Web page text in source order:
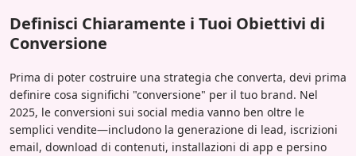
Servizi
API
Termini
Blog
Definisci Chiaramente i Tuoi Obiettivi di
Conversione
Prima di poter costruire una strategia che converta, devi prima
definire cosa significhi "conversione" per il tuo brand. Nel
2025, le conversioni sui social media vanno ben oltre le
semplici vendite—includono la generazione di lead, iscrizioni
email, download di contenuti, installazioni di app e persino